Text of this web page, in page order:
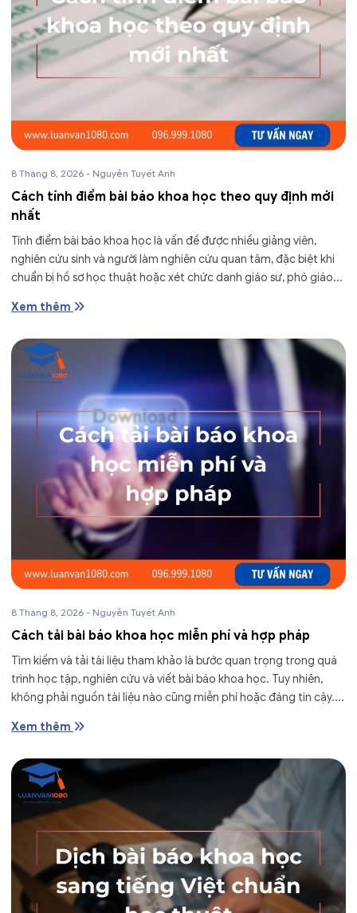
8 Tháng 8, 2026 - Nguyễn Tuyết Anh
Cách tính điểm bài báo khoa học theo quy định mới
nhất
Tính điểm bài báo khoa học là vấn đề được nhiều giảng viên,
nghiên cứu sinh và người làm nghiên cứu quan tâm, đặc biệt khi
chuẩn bị hồ sơ học thuật hoặc xét chức danh giáo sư, phó giáo...
Xem thêm
8 Tháng 8, 2026 - Nguyễn Tuyết Anh
Cách tải bài báo khoa học miễn phí và hợp pháp
Tìm kiếm và tải tài liệu tham khảo là bước quan trọng trong quá
trình học tập, nghiên cứu và viết bài báo khoa học. Tuy nhiên,
không phải nguồn tài liệu nào cũng miễn phí hoặc đáng tin cậy....
Xem thêm